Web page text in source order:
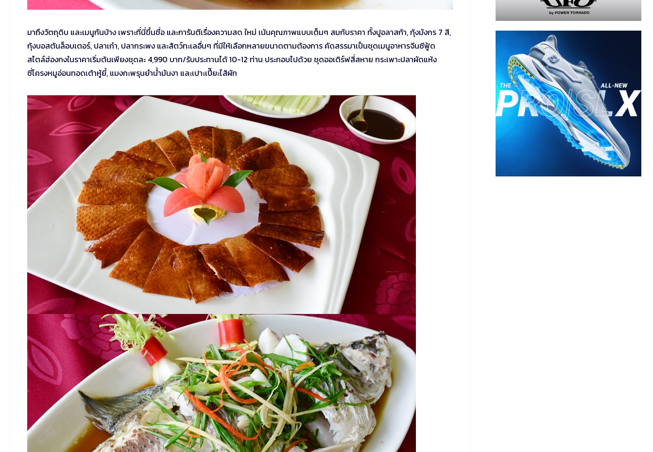
มาถึงวัตถุดิบ และเมนูกันบ้าง เพราะที่นี่ขึ้นชื่อ และการันตีเรื่องความสด ใหม่ เน้นคุณภาพแบบเต็มๆ สมกับราคา ทั้งปูอลาสก้า, กุ้งมังกร 7 สี,
กุ้งบอสตันล็อบเตอร์, ปลาเก๋า, ปลากระพง และสัตว์ทะเลอื่นๆ ที่มีให้เลือกหลายขนาดตามต้องการ คัดสรรมาเป็นชุดเมนูอาหารจีนซีฟู้ด
สไตล์ฮ่องกงในราคาเริ่มต้นเพียงชุดละ 4,990 บาท/รับประทานได้ 10-12 ท่าน ประกอบไปด้วย ชุดออเดิร์ฟสี่สหาย กระเพาะปลาผัดแห้ง
ซี่โครงหมูอ่อนทอดเต้าหู้ยี้, แมงกะพรุนยำน้ำมันงา และเปาะเปี๊ยะไส้ผัก